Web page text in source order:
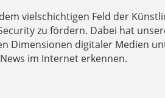
vielschichtigen Feld der
zu fördern. Dabei hat
Dimensionen digitaler Medien
im Internet erkennen.